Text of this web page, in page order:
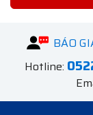
BÁO
Hotline: